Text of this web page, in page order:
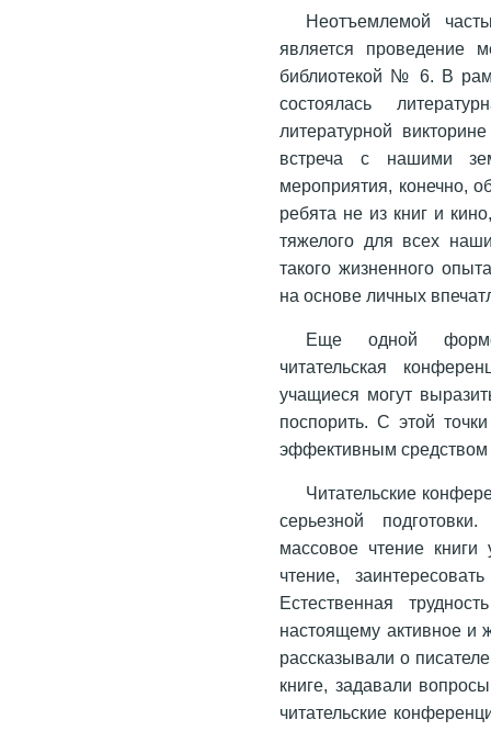
Неотъемлемой
является проведение
библиотекой № 6. В
состоялась
литературной
встреча с нашими
мероприятия, конечно,
ребята не из книг и
тяжелого для всех
такого жизненного
на основе личных
Еще одной
читательская
учащиеся могут
поспорить. С этой
эффективным средством
Читательские
серьезной
массовое чтение
чтение,
Естественная
настоящему активное и
рассказывали о
книге, задавали
читательские